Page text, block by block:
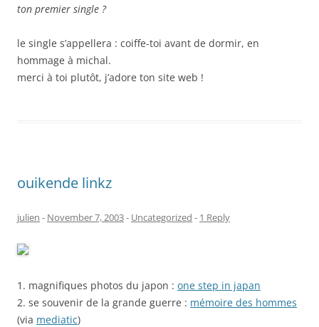
ton premier single ?
le single s’appellera : coiffe-toi avant de dormir, en
hommage à michal.
merci à toi plutôt, j’adore ton site web !
ouikende linkz
julien - November 7, 2003- Uncategorized - 1 Reply
1. magnifiques photos du japon : one step in japan
2. se souvenir de la grande guerre : mémoire des hommes
(via mediatic)